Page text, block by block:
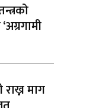
राख्न माग